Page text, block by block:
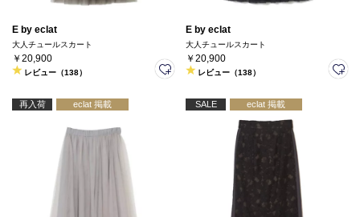
E by eclat
大人チュールスカート
￥20,900
レビュー（138）
E by eclat
大人チュールスカート
￥20,900
レビュー（138）
再入荷 eclat 掲載 SALE eclat 掲載